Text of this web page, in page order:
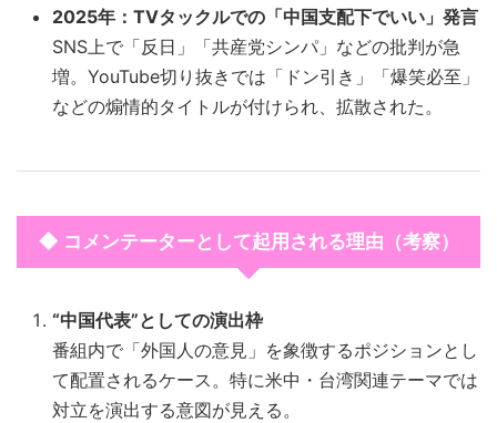
2025年：TVタックルでの「中国支配下でいい」発言
SNS上で「反日」「共産党シンパ」などの批判が急
増。YouTube切り抜きでは「ドン引き」「爆笑必至」
などの煽情的タイトルが付けられ、拡散された。
◆ コメンテーターとして起用される理由（考察）
“中国代表”としての演出枠
番組内で「外国人の意見」を象徴するポジションとし
て配置されるケース。特に米中・台湾関連テーマでは
対立を演出する意図が見える。